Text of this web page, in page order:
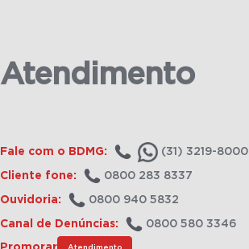
Atendimento
Fale com o BDMG: (31) 3219-8000
Cliente fone: 0800 283 8337
Ouvidoria: 0800 940 5832
Canal de Denúncias: 0800 580 3346
Atendimento